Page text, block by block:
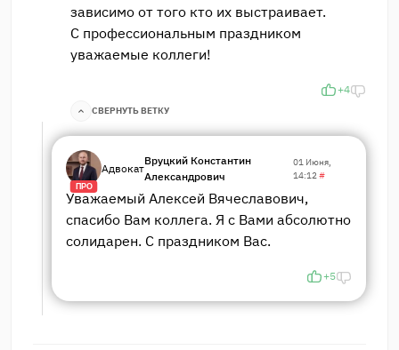
зависимо от того кто их выстраивает.
С профессиональным праздником
уважаемые коллеги!
+4
СВЕРНУТЬ ВЕТКУ
ПРО
Адвокат
Вруцкий Константин
Александрович
01 Июня,
14:12 #
Уважаемый Алексей Вячеславович,
спасибо Вам коллега. Я с Вами абсолютно
солидарен. С праздником Вас.
+5